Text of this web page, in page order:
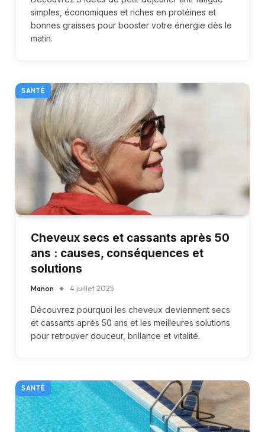
simples, économiques et riches en protéines et
bonnes graisses pour booster votre énergie dès le
matin.
SANTÉ
Cheveux secs et cassants après 50
ans : causes, conséquences et
solutions
Manon 4 juillet 2025
Découvrez pourquoi les cheveux deviennent secs
et cassants après 50 ans et les meilleures solutions
pour retrouver douceur, brillance et vitalité.
SANTÉ